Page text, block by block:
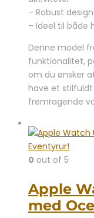
– Robust
– Ideel til både
Denne model
funktionalitet,
om du ønsker
have et stilfuldt
fremragende
0 out of 5
Apple
med